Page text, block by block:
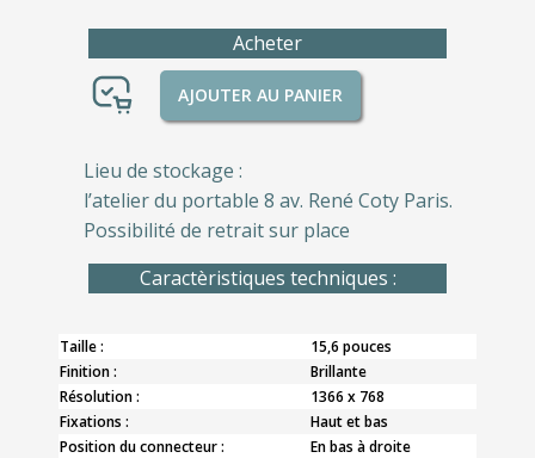
Acheter
AJOUTER AU PANIER
Lieu de stockage :
l’atelier du portable 8 av. René Coty Paris.
Possibilité de retrait sur place
Caractèristiques techniques :
Taille :
15,6 pouces
Finition :
Brillante
Résolution :
1366 x 768
Fixations :
Haut et bas
Position du connecteur :
En bas à droite